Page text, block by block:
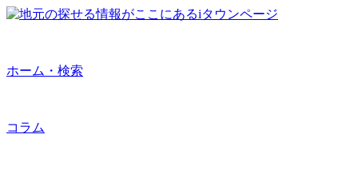
ホーム・検索
コラム